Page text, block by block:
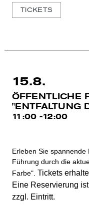
TICKETS
15.8.
ÖFFENTLICHE
"ENTFALTUNG
11:00 -12:00
Erleben Sie spannende
Führung durch die
Farbe". Tickets
Eine Reservierung
zzgl. Eintritt.